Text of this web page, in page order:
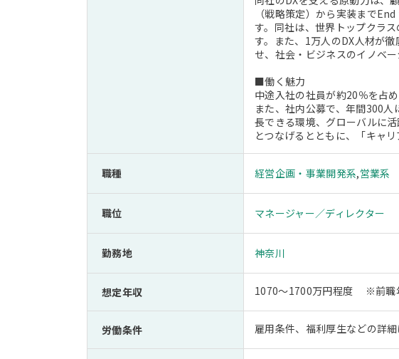
（戦略策定）から実装まで
す。同社は、世界トップクラ
す。また、1万人のDX人材が
せ、社会・ビジネスのイノベ
■働く魅力
中途入社の社員が約20％を占
また、社内公募で、年間300
長できる環境、グローバルに
とつなげるとともに、「キャリ
職種 経営企画・事業開発系,営業系
職位 マネージャー／ディレクター
勤務地 神奈川
想定年収 1070～1700万円程度 ※前職
労働条件 雇用条件、福利厚生などの詳